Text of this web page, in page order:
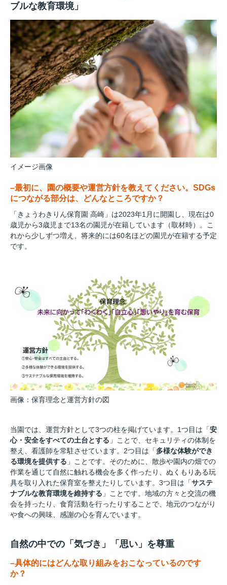
ブルな教育環境」
イメージ画像
–最初に、園の概要や運営方針を教えてください。SDGs
につながる部分は、どんなところですか？
「きょうわきりん保育園 高崎」は2023年1月に開園し、現在は0
歳児から3歳児まで13名の園児が在籍しています（取材時）。こ
れから少しずつ増え、将来的には60名ほどの園児が在籍する予定
です。
画像：保育理念と運営方針の図
当園では、運営方針として3つの柱を掲げています。1つ目は「安
心・安全をすべての土台とする 」ことで、セキュリティの体制を
整え、看護師を常駐させています。2つ目は「多様な体験ができ
る環境を提供する 」ことです。そのために、散歩や園内の畑での
作業を通じて自然に触れる機会を多く作ったり、ぬくもりある玩
具を取り入れた保育室を整えたりしています。3つ目は「サステ
ナブルな教育環境を維持する 」ことです。地域の方々と交流の機
会を持ったり、食育活動を行ったりすることで、地元のつながり
や食への興味、感謝の心を育んでいます。
自然の中での「気づき」「思い」を尊重
–具体的にはどんな取り組みをおこなっているのです
か？